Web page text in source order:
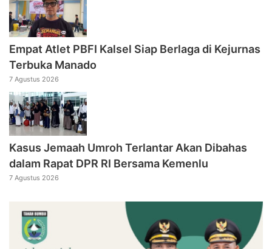
Empat Atlet PBFI Kalsel Siap Berlaga di Kejurnas
Terbuka Manado
7 Agustus 2026
Kasus Jemaah Umroh Terlantar Akan Dibahas
dalam Rapat DPR RI Bersama Kemenlu
7 Agustus 2026